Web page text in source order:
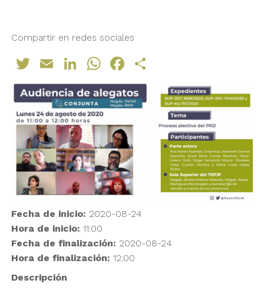
Compartir en redes sociales
Twitter
EmailLinkedIn
WhatsApp
Facebook
Fecha de inicio: 2020-08-24
Hora de inicio: 11:00
Fecha de finalización: 2020-08-24
Hora de finalización: 12:00
Descripción